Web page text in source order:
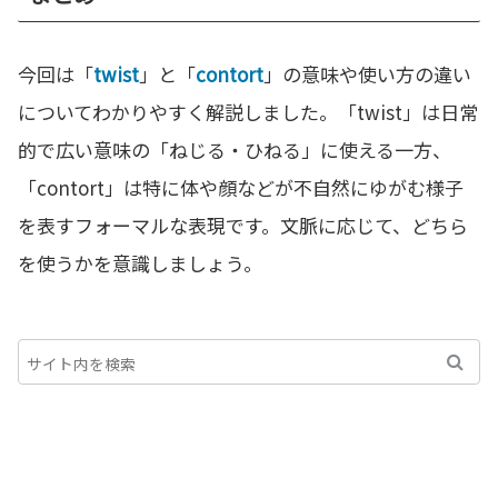
今回は「twist」と「contort」の意味や使い方の違い
についてわかりやすく解説しました。「twist」は日常
的で広い意味の「ねじる・ひねる」に使える一方、
「contort」は特に体や顔などが不自然にゆがむ様子
を表すフォーマルな表現です。文脈に応じて、どちら
を使うかを意識しましょう。